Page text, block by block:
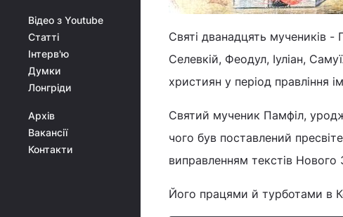
Відео з Youtube
Статті
Інтерв'ю
Думки
Лонгріди
Архів
Вакансії
Контакти
Святі дванадцять мучеників
Селевкій, Феодул, Іуліан,
християн у період правління
Святий мученик Памфіл,
чого був поставлений
виправленням текстів
Його працями й турботами в